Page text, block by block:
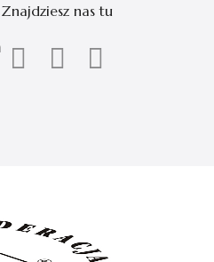
Znajdziesz nas tu